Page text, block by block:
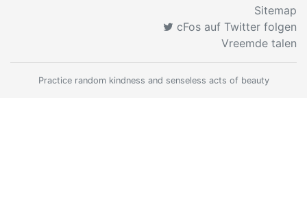
Sitemap
cFos auf Twitter folgen
Vreemde talen
Practice random kindness and senseless acts of beauty